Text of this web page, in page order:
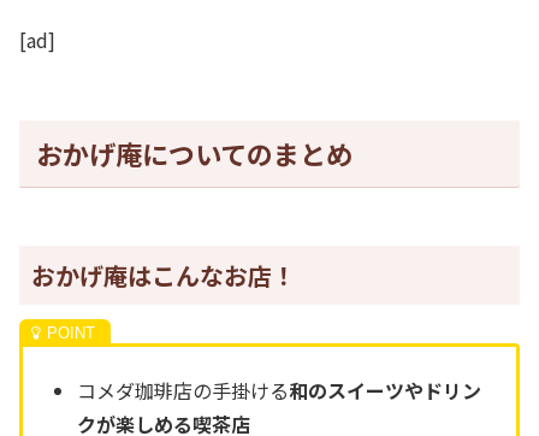
[ad]
おかげ庵についてのまとめ
おかげ庵はこんなお店！
コメダ珈琲店の手掛ける和のスイーツやドリン
クが楽しめる喫茶店